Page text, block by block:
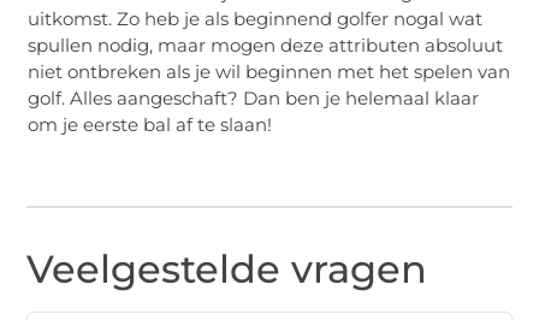
uitkomst. Zo heb je als beginnend golfer nogal wat
spullen nodig, maar mogen deze attributen absoluut
niet ontbreken als je wil beginnen met het spelen van
golf. Alles aangeschaft? Dan ben je helemaal klaar
om je eerste bal af te slaan!
Veelgestelde vragen